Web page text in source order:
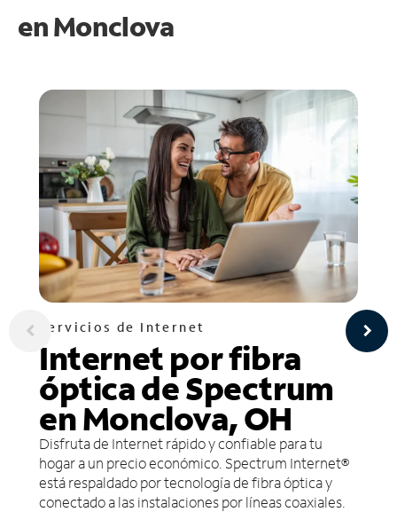
enMonclova
Servicios de Internet
Internet por fibra
óptica de Spectrum
en Monclova, OH
Disfruta de Internet rápido y confiable para tu
hogar a un precio económico. Spectrum Internet®
está respaldado por tecnología de fibra óptica y
conectado a las instalaciones por líneas coaxiales.